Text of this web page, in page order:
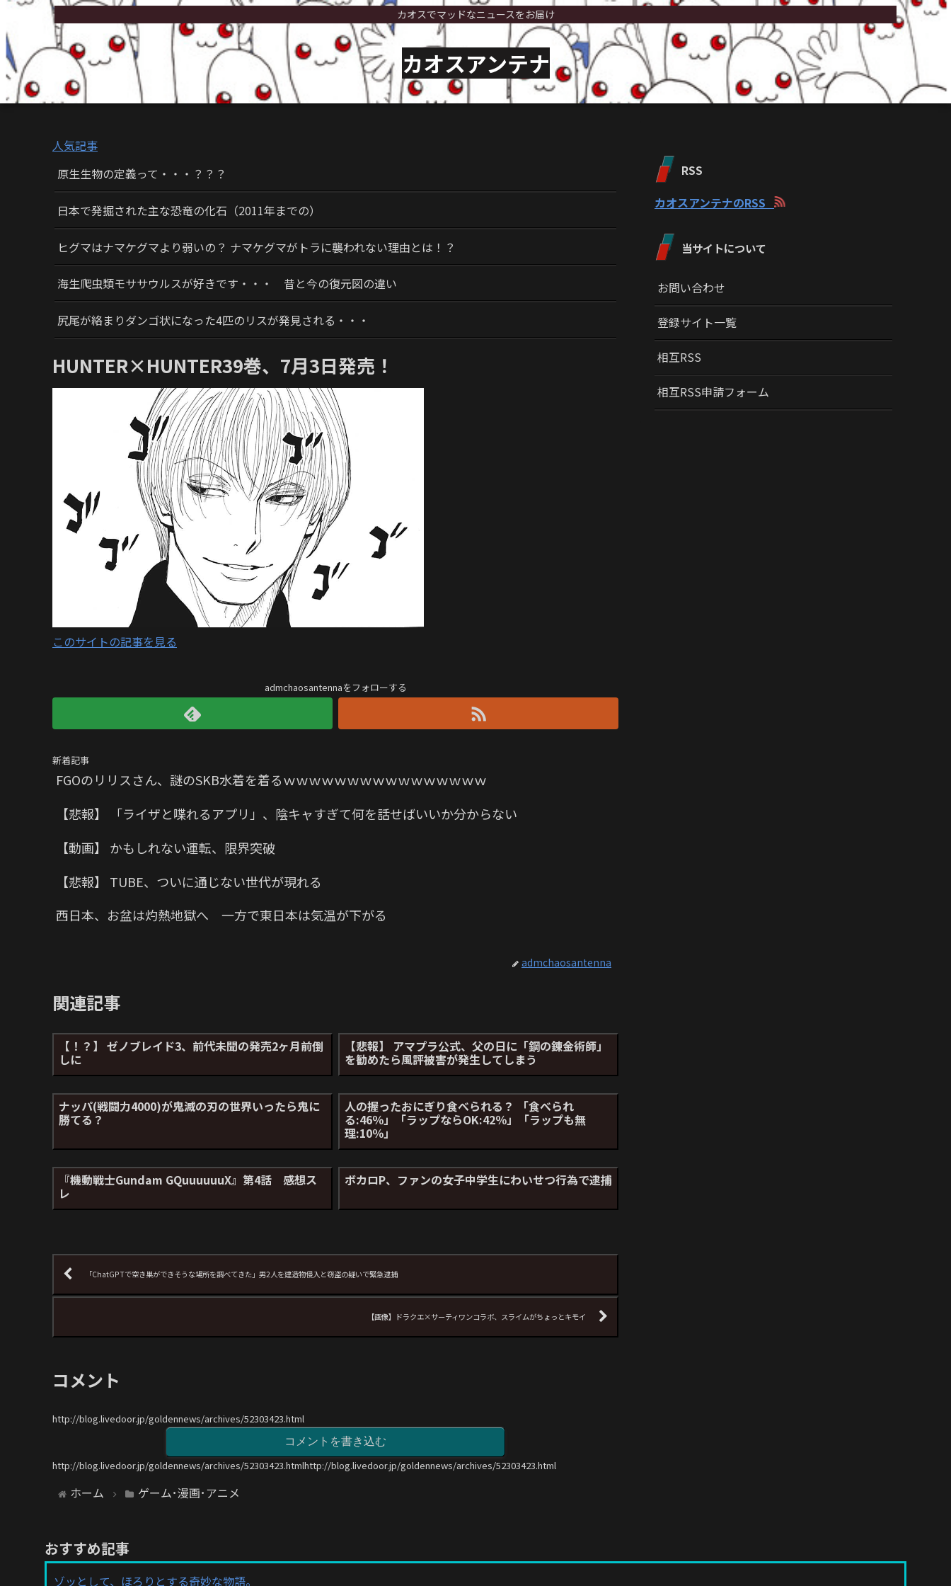
カオスでマッドなニュースをお届け
カオスアンテナ
人気記事
原生生物の定義って・・・？？？
日本で発掘された主な恐竜の化石（2011年までの）
ヒグマはナマケグマより弱いの？ ナマケグマがトラに襲われない理由とは！？
海生爬虫類モササウルスが好きです・・・ 昔と今の復元図の違い
尻尾が絡まりダンゴ状になった4匹のリスが発見される・・・
HUNTER×HUNTER39巻、7月3日発売！
このサイトの記事を見る
admchaosantennaをフォローする
新着記事
FGOのリリスさん、謎のSKB水着を着るｗｗｗｗｗｗｗｗｗｗｗｗｗｗｗｗ
【悲報】 「ライザと喋れるアプリ」、陰キャすぎて何を話せばいいか分からない
【動画】 かもしれない運転、限界突破
【悲報】 TUBE、ついに通じない世代が現れる
西日本、お盆は灼熱地獄へ 一方で東日本は気温が下がる
admchaosantenna
関連記事
【！？】 ゼノブレイド3、前代未聞の発売2ヶ月前倒
しに
【悲報】 アマプラ公式、父の日に「鋼の錬金術師」
を勧めたら風評被害が発生してしまう
ナッパ(戦闘力4000)が鬼滅の刃の世界いったら鬼に
勝てる？
人の握ったおにぎり食べられる？ 「食べられ
る:46％」「ラップならOK:42％」「ラップも無
理:10％」
『機動戦士Gundam GQuuuuuuX』第4話 感想ス
レ
ボカロP、ファンの女子中学生にわいせつ行為で逮捕
「ChatGPTで空き巣ができそうな場所を調べてきた」男2人を建造物侵入と窃盗の疑いで緊急逮捕
【画像】ドラクエ×サーティワンコラボ、スライムがちょっとキモイ
コメント
http://blog.livedoor.jp/goldennews/archives/52303423.html
コメントを書き込む
http://blog.livedoor.jp/goldennews/archives/52303423.htmlhttp://blog.livedoor.jp/goldennews/archives/52303423.html
ホーム ゲーム･漫画･アニメ
RSS
カオスアンテナのRSS
当サイトについて
お問い合わせ
登録サイト一覧
相互RSS
相互RSS申請フォーム
おすすめ記事
ゾッとして、ほろりとする奇妙な物語。